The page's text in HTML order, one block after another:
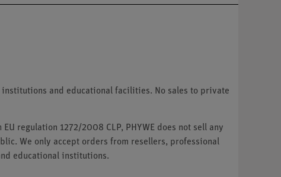
institutions and educational facilities. No sales to private
regulation 1272/2008 CLP, PHYWE does not sell any
We only accept orders from resellers, professional
educational institutions.